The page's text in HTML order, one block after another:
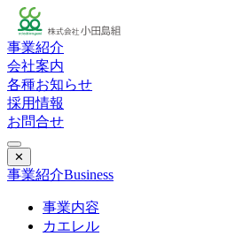
事業紹介
会社案内
各種お知らせ
採用情報
お問合せ
✕
事業紹介Business
事業内容
カエレル